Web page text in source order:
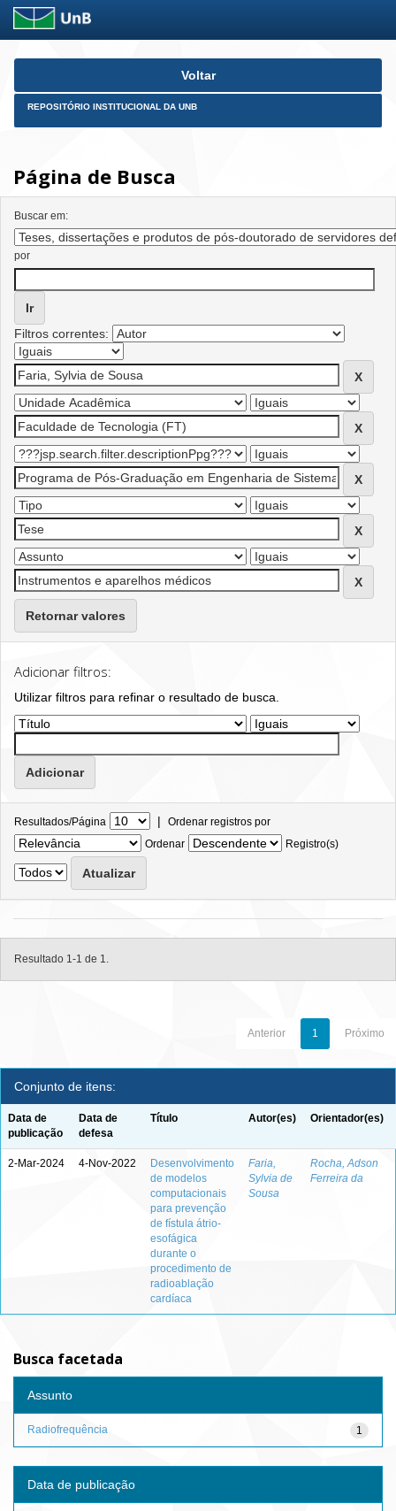
Skip
Voltar
REPOSITÓRIO INSTITUCIONAL DA UNB
Página de Busca
Buscar em:
por
Filtros correntes:
Retornar valores
Adicionar filtros:
Utilizar filtros para refinar o resultado de busca.
Resultados/Página | Ordenar registros por
Ordenar
Registro(s)
Resultado 1-1 de 1.
Anterior 1 Próximo
Conjunto de itens:
Data de
publicação
Data de
defesa
Título Autor(es) Orientador(es)
2-Mar-2024 4-Nov-2022
Desenvolvimento
de modelos
computacionais
para prevenção
de fístula átrio-
esofágica
durante o
procedimento de
radioablação
cardíaca
Faria,
Sylvia de
Sousa
Rocha, Adson
Ferreira da
Busca facetada
Assunto
1
Radiofrequência
Data de publicação